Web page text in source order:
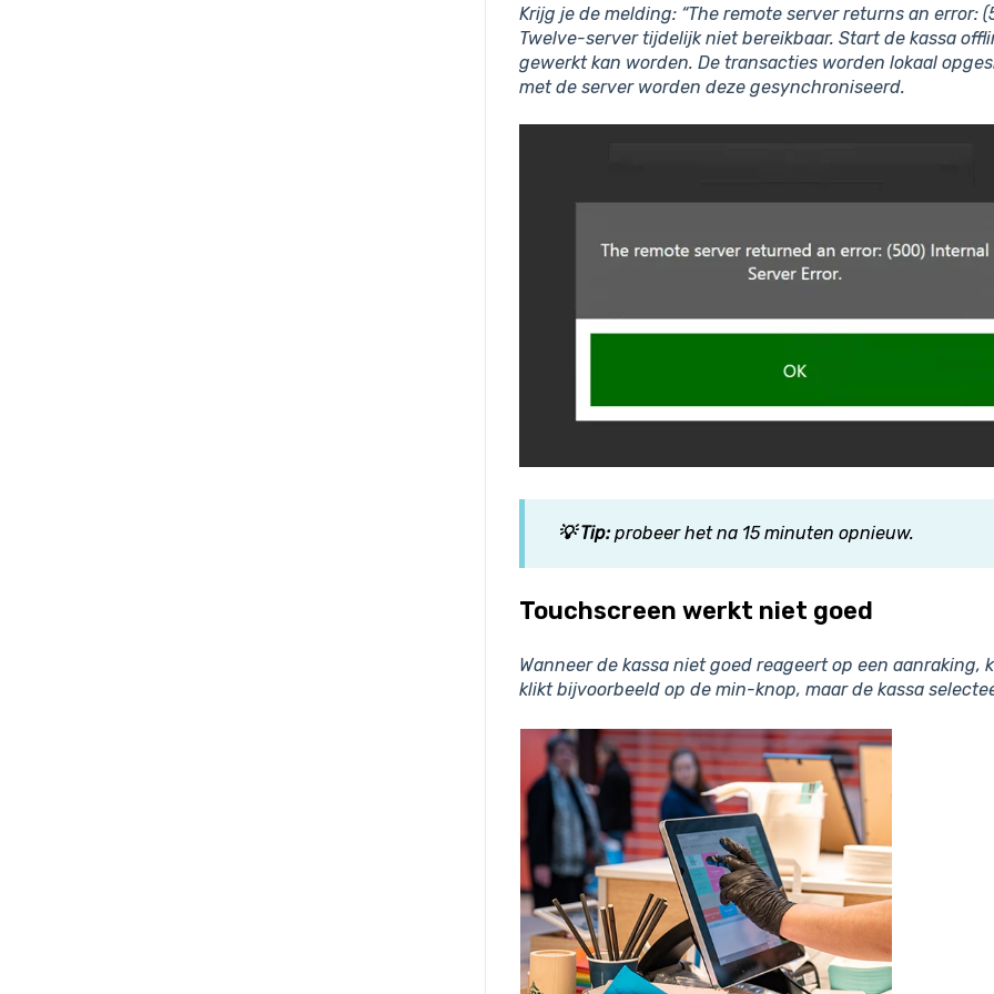
Krijg je de melding: “The remote server returns an error:
Twelve-server tijdelijk niet bereikbaar. Start de kassa
gewerkt kan worden. De transacties worden lokaal
met de server worden deze gesynchroniseerd.
💡 Tip: probeer het na 15 minuten opnieuw.
Touchscreen werkt niet goed
Wanneer de kassa niet goed reageert op een
klikt bijvoorbeeld op de min-knop, maar de kassa